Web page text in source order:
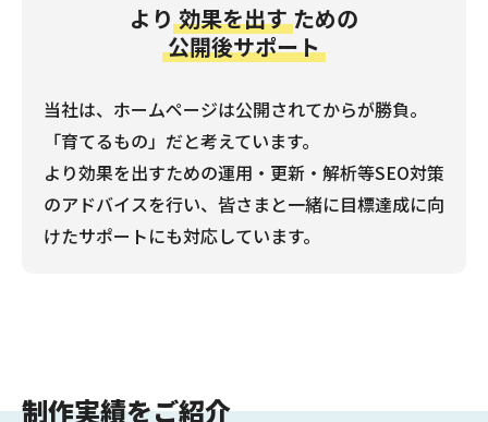
より 効果を出す ための
公開後サポート
当社は、ホームページは公開されてからが勝負。
「育てるもの」だと考えています。
より効果を出すための運用・更新・解析等SEO対策
のアドバイスを行い、皆さまと一緒に目標達成に向
けたサポートにも対応しています。
制作実績をご紹介